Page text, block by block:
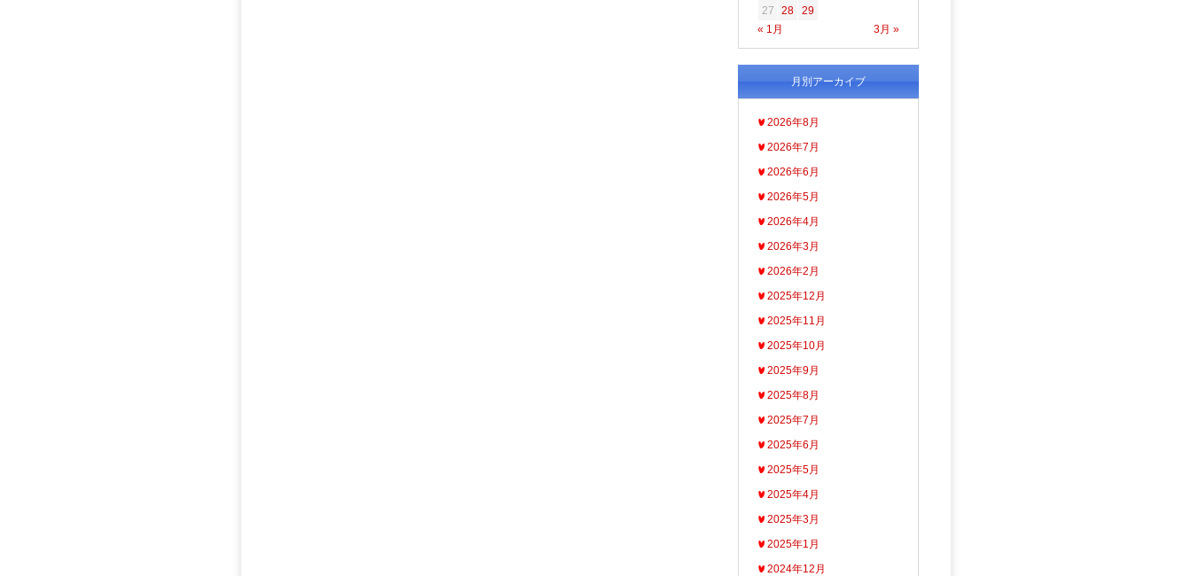
« 1月 3月 »
27
28 29
月別アーカイブ
2026年8月
2026年7月
2026年6月
2026年5月
2026年4月
2026年3月
2026年2月
2025年12月
2025年11月
2025年10月
2025年9月
2025年8月
2025年7月
2025年6月
2025年5月
2025年4月
2025年3月
2025年1月
2024年12月